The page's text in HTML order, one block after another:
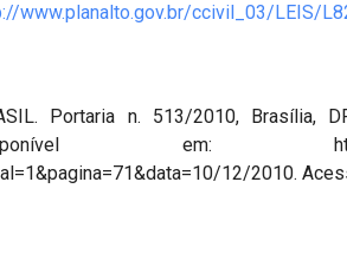
www.planalto.gov.br/ccivil_03/LEIS/
Portaria n. 513/2010, Brasília,
em: http://
12/2010.